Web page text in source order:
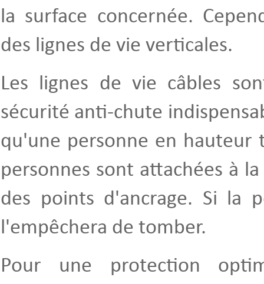
la surface concernée.
des lignes de vie verticales.
Les lignes de vie câbles
sécurité anti-chute
qu'une personne en
personnes sont attachées à
des points d'ancrage. Si la
l'empêchera de tomber.
Pour une protection